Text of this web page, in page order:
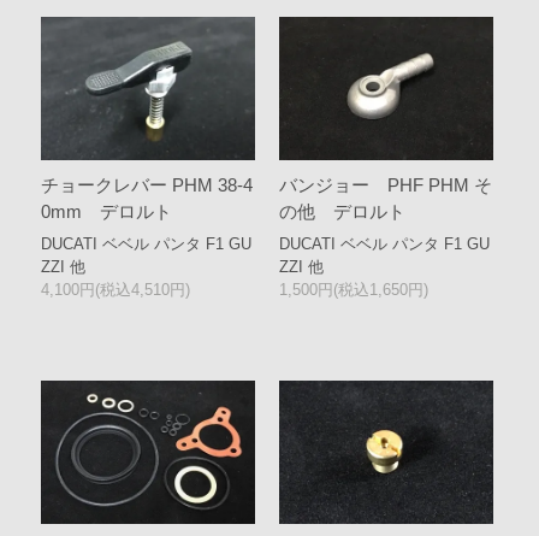
チョークレバー PHM 38-4
0mm デロルト
DUCATI ベベル パンタ F1 GU
ZZI 他
4,100円(税込4,510円)
バンジョー PHF PHM そ
の他 デロルト
DUCATI ベベル パンタ F1 GU
ZZI 他
1,500円(税込1,650円)